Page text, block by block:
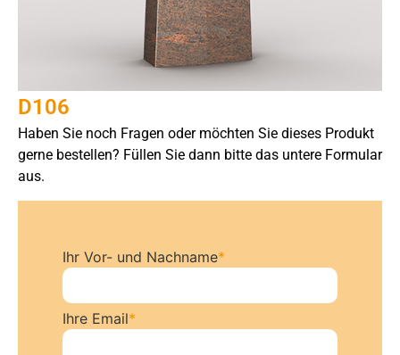
D106
Haben Sie noch Fragen oder möchten Sie dieses Produkt
gerne bestellen? Füllen Sie dann bitte das untere Formular
aus.
Ihr Vor- und Nachname*
Ihre Email*